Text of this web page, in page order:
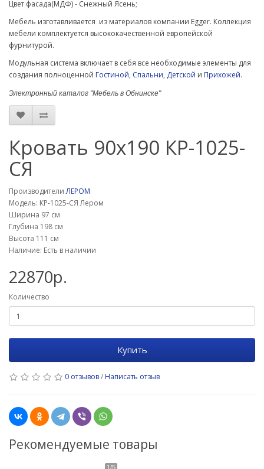
Цвет фасада(МДФ) - Снежный Ясень;
Мебель изготавливается из материалов компании Egger. Коллекция
мебели комплектуется высококачественной европейской
фурнитурой.
Модульная система включает в себя все необходимые элементы для
создания полноценной Гостиной, Спальни, Детской и Прихожей.
Электронный каталог "Мебель в Обнинске"
Кровать 90х190 КР-1025-
СЯ
ПроизводителиЛЕРОМ
Модель: КР-1025-СЯ Лером
Ширина 97 см
Глубина 198 см
Высота 111 см
Наличие: Есть в наличии
22870р.
Количество
Купить
0 отзывов/ Написать отзыв
Рекомендуемые товары